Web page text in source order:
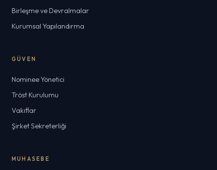
Birleşme ve Devralmalar
Kurumsal Yapılandırma
GÜVEN
Nominee Yönetici
Tröst Kurulumu
Vakıflar
Şirket Sekreterliği
MUHASEBE